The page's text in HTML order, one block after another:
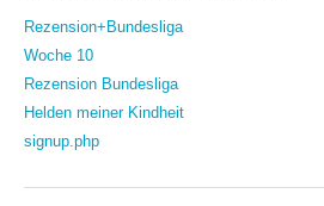
Rezension+Bundesliga
Woche 10
Rezension Bundesliga
Helden meiner Kindheit
signup.php